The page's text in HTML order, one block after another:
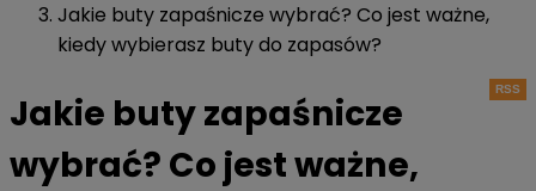
Jakie buty zapaśnicze wybrać? Co jest ważne,
kiedy wybierasz buty do zapasów?
Jakie buty zapaśnicze
wybrać? Co jest ważne,
RSS